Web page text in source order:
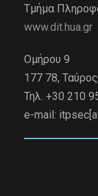
Τμήμα
www.dit.hua.gr
Ομήρου 9
177 78, Ταύρος
Τηλ. +30 210
e-mail: